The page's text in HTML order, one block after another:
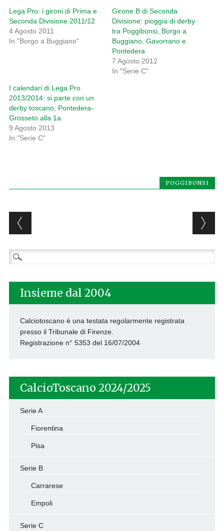
Lega Pro: i gironi di Prima e
Seconda Divisione 2011/12
4 Agosto 2011
In "Borgo a Buggiano"
Girone B di Seconda
Divisione: pioggia di derby
tra Poggibonsi, Borgo a
Buggiano, Gavorrano e
Pontedera
7 Agosto 2012
In "Serie C"
I calendari di Lega Pro
2013/2014: si parte con un
derby toscano, Pontedera-
Grosseto alla 1a
9 Agosto 2013
In "Serie C"
POGGIBONSI
Post navigation
Ricerca
per:
Insieme dal 2004
Calciotoscano è una testata regolarmente registrata
presso il Tribunale di Firenze.
Registrazione n° 5353 del 16/07/2004
CalcioToscano 2024/2025
Serie A
Fiorentina
Pisa
Serie B
Carrarese
Empoli
Serie C